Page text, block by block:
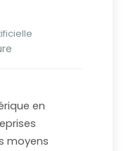
en
moyens